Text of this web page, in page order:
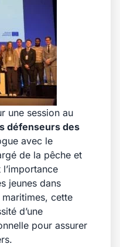
une session au
défenseurs des
avec le
de la pêche et
jeunes dans
cette
d’une
pour assurer